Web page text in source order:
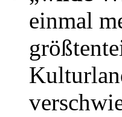
einmal